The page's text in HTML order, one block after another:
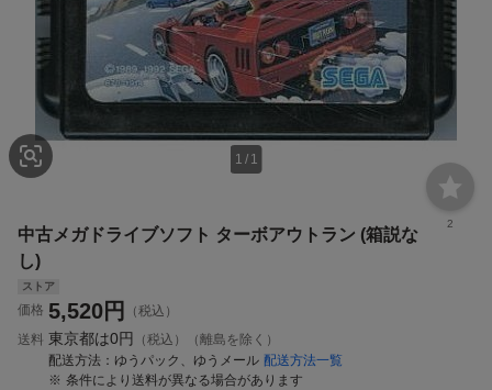
1 / 1
2
中古メガドライブソフト ターボアウトラン (箱説な
し)
ストア
価格 5,520円
（税込）
送料 東京都は0円
（税込）（離島を除く）
配送方法
ゆうパック、ゆうメール 配送方法一覧
条件により送料が異なる場合があります